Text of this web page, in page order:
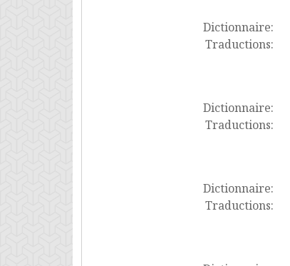
Dictionnaire:
Traductions:
Dictionnaire:
Traductions:
Dictionnaire:
Traductions: